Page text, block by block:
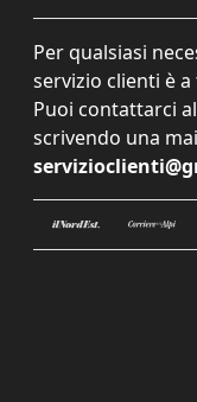
Per qualsiasi
servizio clienti è
Puoi contattarci
scrivendo una